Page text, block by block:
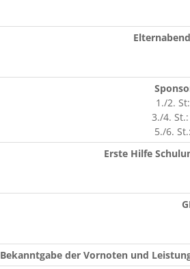
1./2.
3./4.
5./6.
Erste Hilfe
Bekanntgabe der Vornoten und